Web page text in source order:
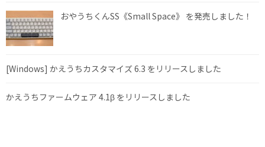
おやうちくんSS《Small Space》 を発売しました！
[Windows] かえうちカスタマイズ 6.3 をリリースしました
かえうちファームウェア 4.1β をリリースしました